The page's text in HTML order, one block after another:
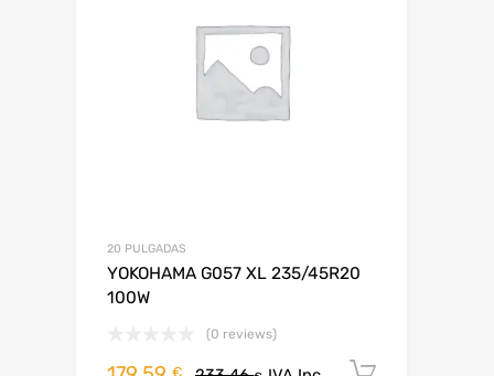
20 PULGADAS
YOKOHAMA G057 XL 235/45R20
100W
(0 reviews)
€